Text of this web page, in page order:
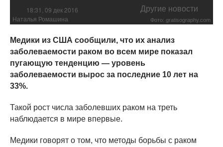
18:31, 09 дек 2016 Другие новости
Наталья Ромашина Фото: gratisography.com
Медики из США сообщили, что их анализ
заболеваемости раком во всем мире показал
пугающую тенденцию — уровень
заболеваемости вырос за последние 10 лет на
33%.
Такой рост числа заболевших раком на треть
наблюдается в мире впервые.
Медики говорят о том, что методы борьбы с раком